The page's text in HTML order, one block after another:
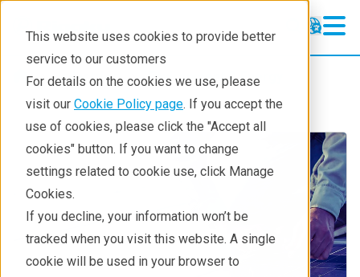
This website uses cookies to provide better
service to our customers
For details on the cookies we use, please
visit our Cookie Policy page. If you accept the
use of cookies, please click the "Accept all
cookies" button. If you want to change
settings related to cookie use, click Manage
Cookies.
If you decline, your information won’t be
tracked when you visit this website. A single
cookie will be used in your browser to
Industries Environment & Energy